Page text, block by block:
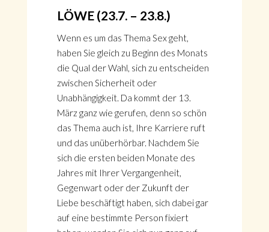
LÖWE (23.7. – 23.8.)
Wenn es um das Thema Sex geht,
haben Sie gleich zu Beginn des Monats
die Qual der Wahl, sich zu entscheiden
zwischen Sicherheit oder
Unabhängigkeit. Da kommt der 13.
März ganz wie gerufen, denn so schön
das Thema auch ist, Ihre Karriere ruft
und das unüberhörbar. Nachdem Sie
sich die ersten beiden Monate des
Jahres mit Ihrer Vergangenheit,
Gegenwart oder der Zukunft der
Liebe beschäftigt haben, sich dabei gar
auf eine bestimmte Person fixiert